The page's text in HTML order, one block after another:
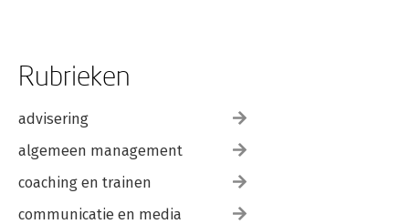
Rubrieken
advisering
algemeen management
coaching en trainen
communicatie en media